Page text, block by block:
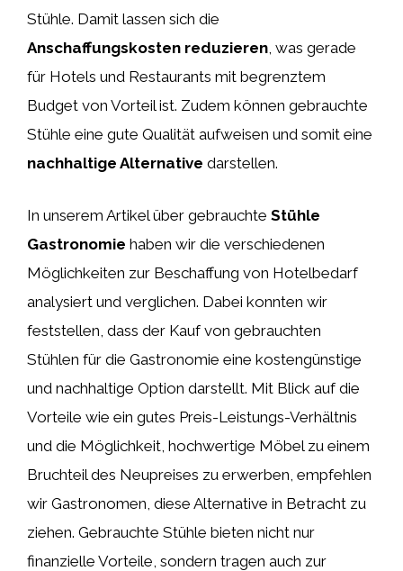
Stühle. Damit lassen sich die
Anschaffungskosten reduzieren, was gerade
für Hotels und Restaurants mit begrenztem
Budget von Vorteil ist. Zudem können gebrauchte
Stühle eine gute Qualität aufweisen und somit eine
nachhaltige Alternative darstellen.
In unserem Artikel über gebrauchte Stühle
Gastronomie haben wir die verschiedenen
Möglichkeiten zur Beschaffung von Hotelbedarf
analysiert und verglichen. Dabei konnten wir
feststellen, dass der Kauf von gebrauchten
Stühlen für die Gastronomie eine kostengünstige
und nachhaltige Option darstellt. Mit Blick auf die
Vorteile wie ein gutes Preis-Leistungs-Verhältnis
und die Möglichkeit, hochwertige Möbel zu einem
Bruchteil des Neupreises zu erwerben, empfehlen
wir Gastronomen, diese Alternative in Betracht zu
ziehen. Gebrauchte Stühle bieten nicht nur
finanzielle Vorteile, sondern tragen auch zur